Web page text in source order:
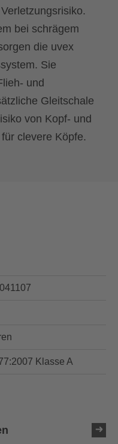
bei schrägem
die uvex
Sie
und
Gleitschale
von Kopf- und
clevere Köpfe.
Klasse A